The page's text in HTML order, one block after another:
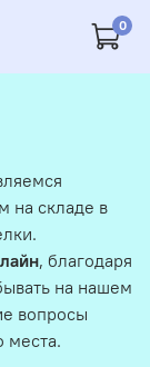
0
на складе в
, благодаря
на нашем
вопросы
места.